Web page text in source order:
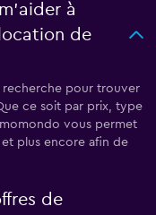
à
de
recherche pour trouver
ce soit par prix, type
vous permet
plus encore afin de
de